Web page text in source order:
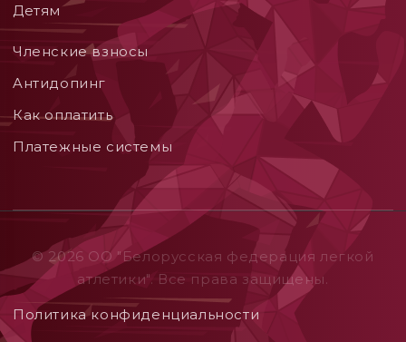
Детям
Членские взносы
Aнтидопинг
Как оплатить
Платежные системы
© 2026 ОO "Белорусская федерация легкой
атлетики". Все права защищены.
Политика конфиденциальности